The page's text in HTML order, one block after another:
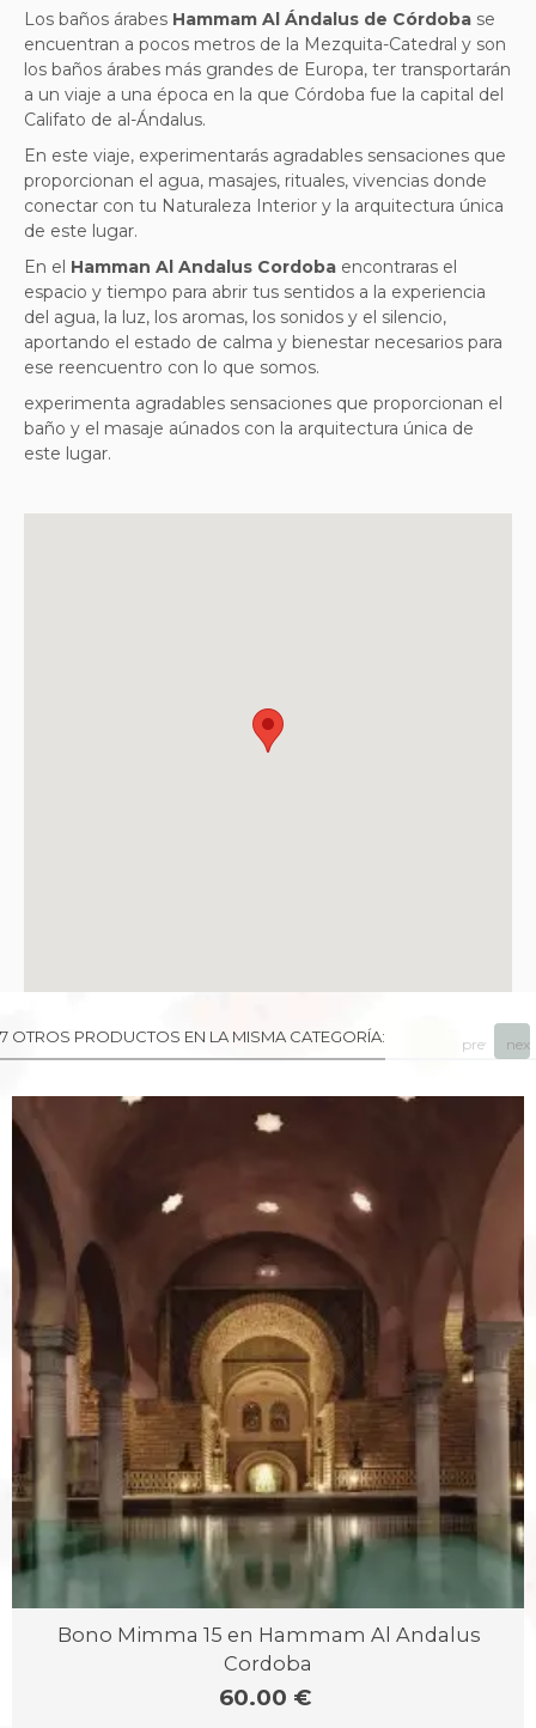
Los baños árabes Hammam Al Ándalus de Córdoba se
encuentran a pocos metros de la Mezquita-Catedral y son
los baños árabes más grandes de Europa, ter transportarán
a un viaje a una época en la que Córdoba fue la capital del
Califato de al-Ándalus.
En este viaje, experimentarás agradables sensaciones que
proporcionan el agua, masajes, rituales, vivencias donde
conectar con tu Naturaleza Interior y la arquitectura única
de este lugar.
En el Hamman Al Andalus Cordoba encontraras el
espacio y tiempo para abrir tus sentidos a la experiencia
del agua, la luz, los aromas, los sonidos y el silencio,
aportando el estado de calma y bienestar necesarios para
ese reencuentro con lo que somos.
experimenta agradables sensaciones que proporcionan el
baño y el masaje aúnados con la arquitectura única de
este lugar.
7 OTROS PRODUCTOS EN LA MISMA CATEGORÍA:
Bono Mimma 15 en Hammam Al Andalus
Cordoba
60.00 €
prev next